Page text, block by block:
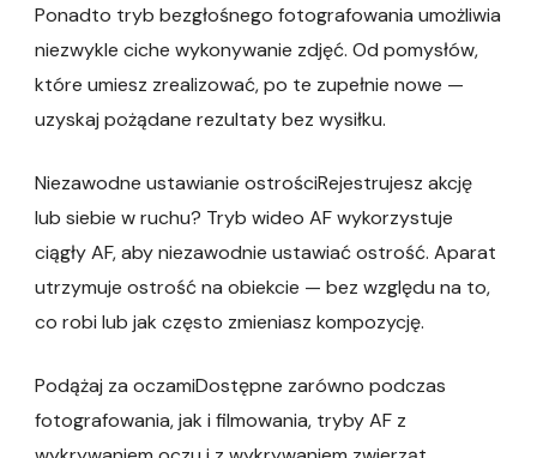
Ponadto tryb bezgłośnego fotografowania umożliwia
niezwykle ciche wykonywanie zdjęć. Od pomysłów,
które umiesz zrealizować, po te zupełnie nowe —
uzyskaj pożądane rezultaty bez wysiłku.
Niezawodne ustawianie ostrościRejestrujesz akcję
lub siebie w ruchu? Tryb wideo AF wykorzystuje
ciągły AF, aby niezawodnie ustawiać ostrość. Aparat
utrzymuje ostrość na obiekcie — bez względu na to,
co robi lub jak często zmieniasz kompozycję.
Podążaj za oczamiDostępne zarówno podczas
fotografowania, jak i filmowania, tryby AF z